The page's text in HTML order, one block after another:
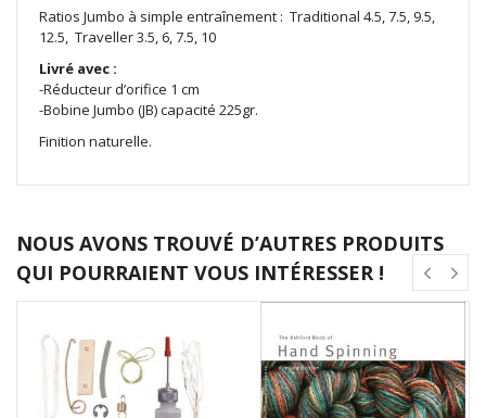
Ratios Jumbo à simple entraînement : Traditional 4.5, 7.5, 9.5,
12.5, Traveller3.5, 6, 7.5, 10
Livré avec :
-Réducteur d’orifice 1 cm
-Bobine Jumbo (JB) capacité 225gr.
Finition naturelle.
NOUS AVONS TROUVÉ D’AUTRES PRODUITS
QUI POURRAIENT VOUS INTÉRESSER !